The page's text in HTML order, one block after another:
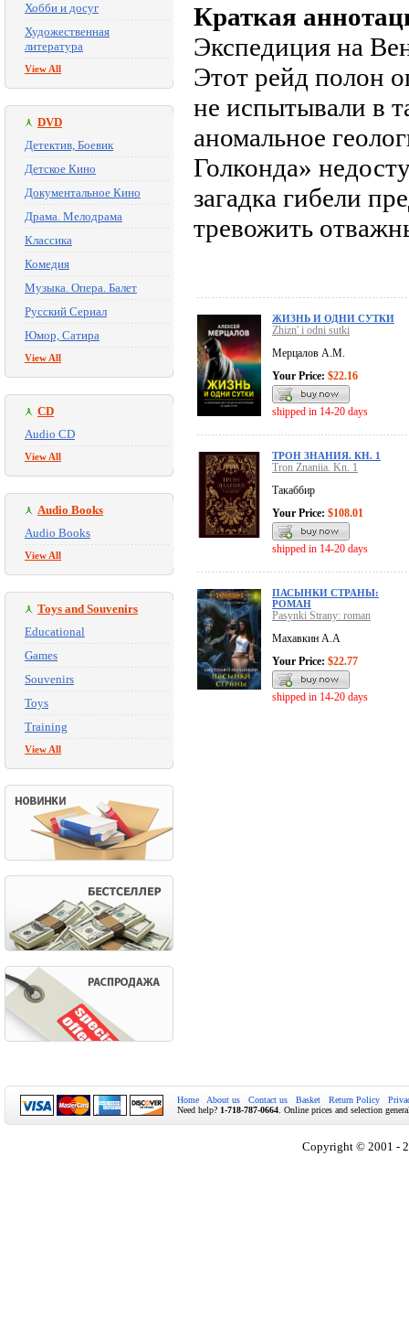
Хобби и досуг
Художественная
литература
View All
DVD
Детектив, Боевик
Детское Кино
Документальное Кино
Драма. Мелодрама
Классика
Комедия
Музыка. Опера. Балет
Русский Сериал
Юмор, Сатира
View All
CD
Audio CD
View All
Audio Books
Audio Books
View All
Toys and Souvenirs
Educational
Games
Souvenirs
Toys
Training
View All
Краткая
Экспедиция на
Этот рейд полон
не испытывали в
аномальное
Голконда»
загадка гибели
тревожить
ЖИЗНЬ И ОДНИ СУТКИ
Zhizn' i odni sutki
Мерцалов А.М.
Your Price: $22.16
shipped in 14-20 days
ТРОН ЗНАНИЯ. КН. 1
Tron Znaniia. Kn. 1
Такаббир
Your Price: $108.01
shipped in 14-20 days
ПАСЫНКИ СТРАНЫ:
РОМАН
Pasynki Strany: roman
Махавкин А.А
Your Price: $22.77
shipped in 14-20 days
Home About us Contact us Basket Return Policy
Need help? 1-718-787-0664 . Online prices and selection
Copyright © 2001 -